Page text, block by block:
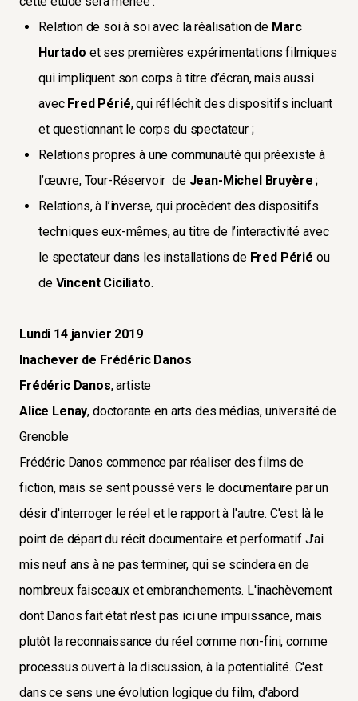
Relation de soi à soi avec la réalisation de Marc
Hurtado et ses premières expérimentations filmiques
qui impliquent son corps à titre d’écran, mais aussi
avec Fred Périé, qui réfléchit des dispositifs incluant
et questionnant le corps du spectateur ;
Relations propres à une communauté qui préexiste à
l’œuvre, Tour-Réservoir de Jean-Michel Bruyère ;
Relations, à l’inverse, qui procèdent des dispositifs
techniques eux-mêmes, au titre de l’interactivité avec
le spectateur dans les installations de Fred Périé ou
de Vincent Ciciliato.
Lundi 14 janvier 2019
Inachever de Frédéric Danos
Frédéric Danos, artiste
Alice Lenay, doctorante en arts des médias, université de
Grenoble
Frédéric Danos commence par réaliser des films de
fiction, mais se sent poussé vers le documentaire par un
désir d'interroger le réel et le rapport à l'autre. C'est là le
point de départ du récit documentaire et performatif J'ai
mis neuf ans à ne pas terminer, qui se scindera en de
nombreux faisceaux et embranchements. L'inachèvement
dont Danos fait état n'est pas ici une impuissance, mais
plutôt la reconnaissance du réel comme non-fini, comme
processus ouvert à la discussion, à la potentialité. C'est
dans ce sens une évolution logique du film, d'abord